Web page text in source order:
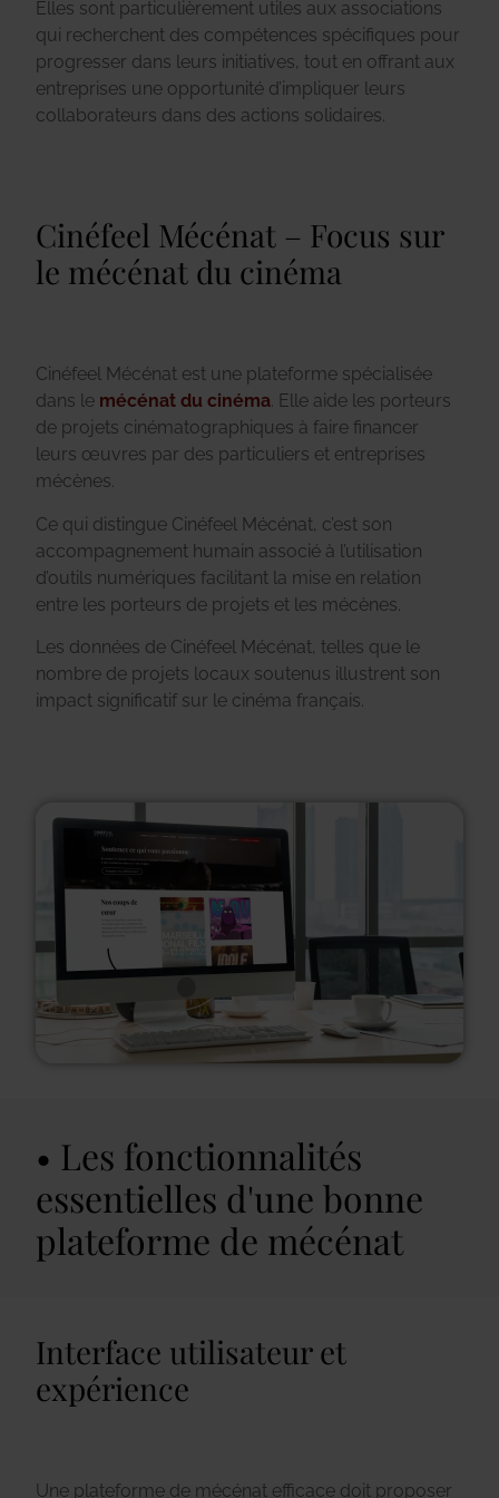
Elles sont particulièrement utiles aux associations
qui recherchent des compétences spécifiques pour
progresser dans leurs initiatives, tout en offrant aux
entreprises une opportunité d’impliquer leurs
collaborateurs dans des actions solidaires.
Cinéfeel Mécénat – Focus sur
le mécénat du cinéma
Cinéfeel Mécénat est une plateforme spécialisée
dans le mécénat du cinéma. Elle aide les porteurs
de projets cinématographiques à faire financer
leurs œuvres par des particuliers et entreprises
mécènes.
Ce qui distingue Cinéfeel Mécénat, c’est son
accompagnement humain associé à l’utilisation
d’outils numériques facilitant la mise en relation
entre les porteurs de projets et les mécènes.
Les données de Cinéfeel Mécénat, telles que le
nombre de projets locaux soutenus illustrent son
impact significatif sur le cinéma français.
Les fonctionnalités
essentielles d'une bonne
plateforme de mécénat
Interface utilisateur et
expérience
Une plateforme de mécénat efficace doit proposer